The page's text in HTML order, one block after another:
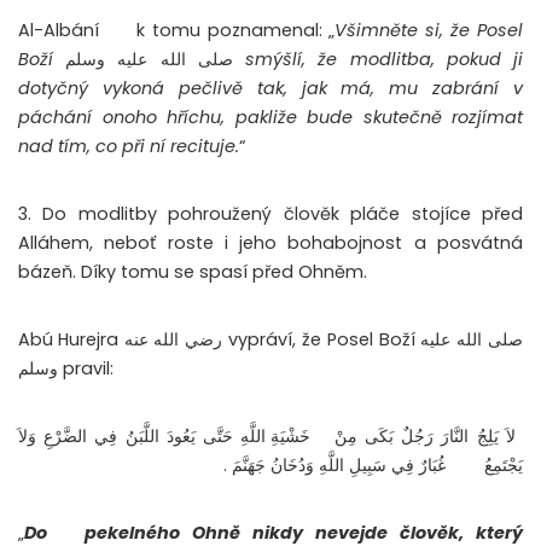
Al-Albání k tomu poznamenal: „Všimněte si, že Posel
Boží
صلى الله عليه وسلمsmýšlí, že modlitba, pokud ji
dotyčný vykoná pečlivě tak, jak má, mu
zabrání v
páchání onoho hříchu, pakliže bude skutečně rozjímat
nad tím, co při ní recituje.“
3. Do modlitby pohroužený člověk pláče stojíce před
Alláhem, neboť roste i jeho bohabojnost a posvátná
bázeň. Díky tomu se spasí před Ohněm.
Abú Hurejra رضي الله عنه vypráví, že Posel Boží صلى الله عليه
وسلم pravil:
لاَ يَلِجُ النَّارَ رَجُلٌ بَكَى مِنْ
خَشْيَةِ اللَّهِ حَتَّى يَعُودَ اللَّبَنُ فِي الضَّرْعِ وَلاَ
يَجْتَمِعُ
غُبَارٌ فِي سَبِيلِ اللَّهِ وَدُخَانُ جَهَنَّمَ .
„Do
pekelného Ohně nikdy nevejde člověk, který